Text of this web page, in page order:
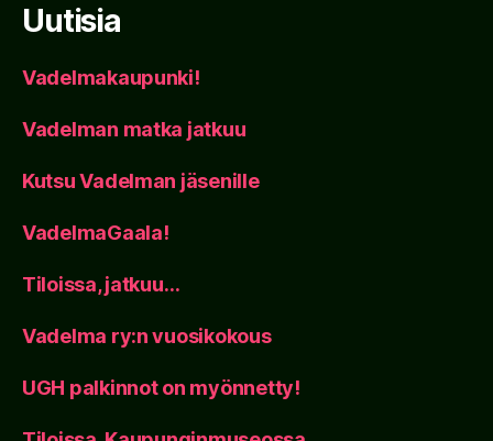
Uutisia
Vadelmakaupunki!
Vadelman matka jatkuu
Kutsu Vadelman jäsenille
VadelmaGaala!
Tiloissa, jatkuu…
Vadelma ry:n vuosikokous
UGH palkinnot on myönnetty!